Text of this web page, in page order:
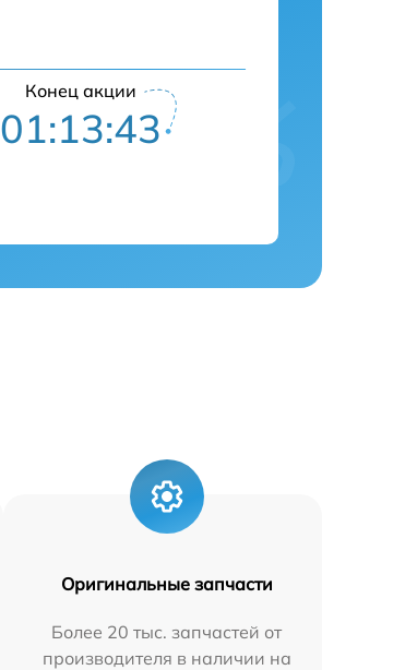
Конец акции
01:13:42
Оригинальные запчасти
Более 20 тыс. запчастей от
производителя в наличии на